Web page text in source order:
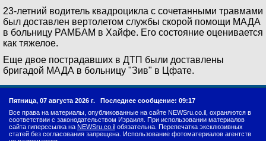
23-летний водитель квадроцикла с сочетанными травмами
был доставлен вертолетом службы скорой помощи МАДА
в больницу РАМБАМ в Хайфе. Его состояние оценивается
как тяжелое.
Еще двое пострадавших в ДТП были доставлены
бригадой МАДА в больницу "Зив" в Цфате.
Пятница, 07 августа 2026 г. Последнее сообщение: 09:17
Все права на материалы, опубликованные на сайте NEWSru.co.il, охраняются в
соответствии с законодательством Израиля. При использовании материалов
сайта гиперссылка на NEWSru.co.il обязательна. Перепечатка эксклюзивных
статей без согласования запрещена. Использование фотоматериалов агентств